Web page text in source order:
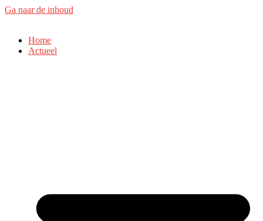
Ga naar de inhoud
Home
Actueel